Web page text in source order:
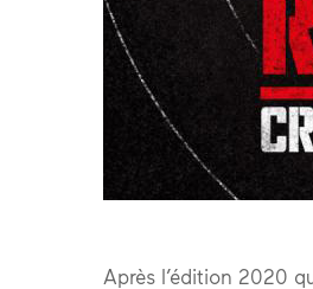
Après l’édition 2020